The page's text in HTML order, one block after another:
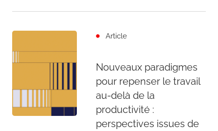
Article
Nouveaux paradigmes
pour repenser le travail
au-delà de la
productivité :
perspectives issues de